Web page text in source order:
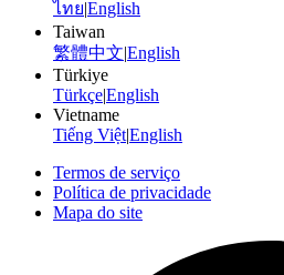
ไทย|English
Taiwan
繁體中文|English
Türkiye
Türkçe|English
Vietname
Tiếng Việt|English
Termos de serviço
Política de privacidade
Mapa do site